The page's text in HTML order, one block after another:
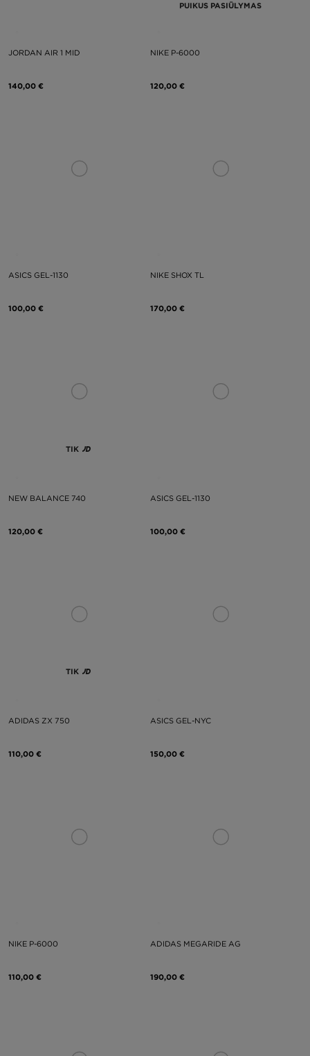
JORDAN AIR 1 MID
140,00 €
PUIKUS PASIŪLYMAS
NIKE P-6000
120,00 €
ASICS GEL-1130
100,00 €
NIKE SHOX TL
170,00 €
TIK
NEW BALANCE 740
120,00 €
ASICS GEL-1130
100,00 €
TIK
ADIDAS ZX 750
110,00 €
ASICS GEL-NYC
150,00 €
NIKE P-6000
110,00 €
ADIDAS MEGARIDE AG
190,00 €